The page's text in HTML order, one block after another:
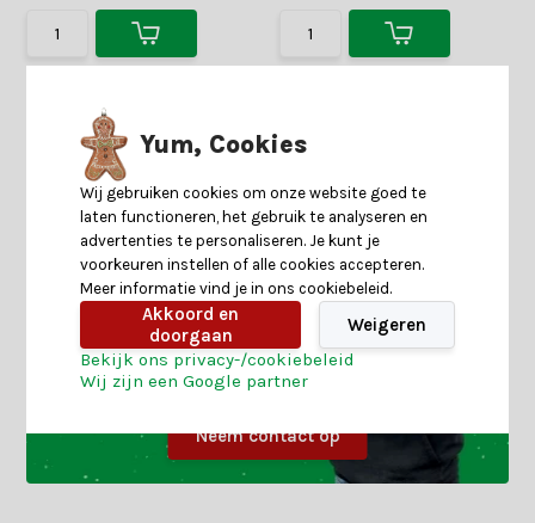
Neem contact op
Yum, Cookies
Wij gebruiken cookies om onze website goed te
laten functioneren, het gebruik te analyseren en
advertenties te personaliseren. Je kunt je
voorkeuren instellen of alle cookies accepteren.
Meer informatie vind je in ons cookiebeleid.
Akkoord en
doorgaan
Weigeren
Bekijk ons privacy-/cookiebeleid
Wij zijn een Google partner